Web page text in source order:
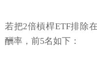
若把2倍槓桿ETF排除
酬率，前5名如下：